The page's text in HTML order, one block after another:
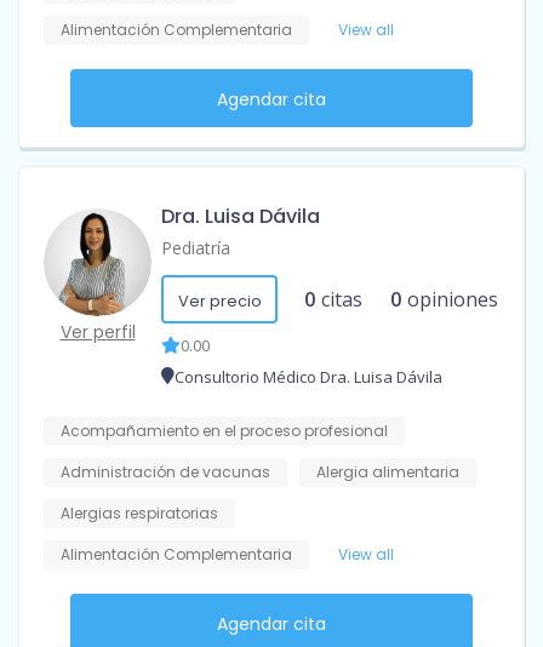
Alimentación Complementaria
View all
Agendar cita
Ver perfil
Dra. Luisa Dávila
Pediatría
Ver precio 0 citas 0 opiniones
0.00
Consultorio Médico Dra. Luisa Dávila
Acompañamiento en el proceso profesional
Administración de vacunas
Alergia alimentaria
Alergias respiratorias
Alimentación Complementaria
View all
Agendar cita